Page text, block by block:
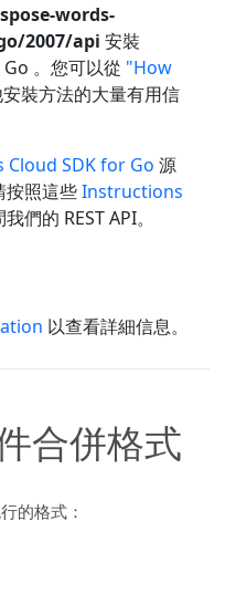
words-
2007/api 安裝
。您可以從 "How
裝方法的大量有用信
Cloud SDK for Go 源
按照這些Instructions
們的 REST API。
以查看詳細信息。
合併格式
的格式：